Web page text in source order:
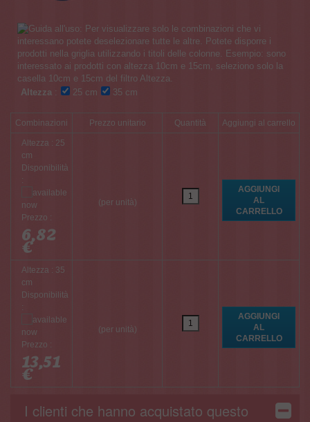
Altezza : 25 cm 35 cm
Combinazioni Prezzo unitario Quantità Aggiungi al carrello
Altezza : 25
cm
Disponibilità
:
Prezzo :
6,82
€
(per unità)
Altezza : 35
cm
Disponibilità
:
Prezzo :
13,51
€
(per unità)
I clienti che hanno acquistato questo